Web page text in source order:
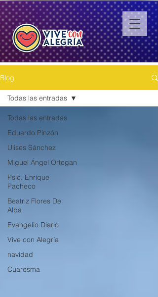
Blog
Todas las entradas
Eduardo Pinzón
Ulises Sánchez
Miguel Ángel Ortegan
Psic. Enrique
Pacheco
Beatriz Flores De
Alba
Evangelio Diario
Vive con Alegría
navidad
Cuaresma
Todas las entradas